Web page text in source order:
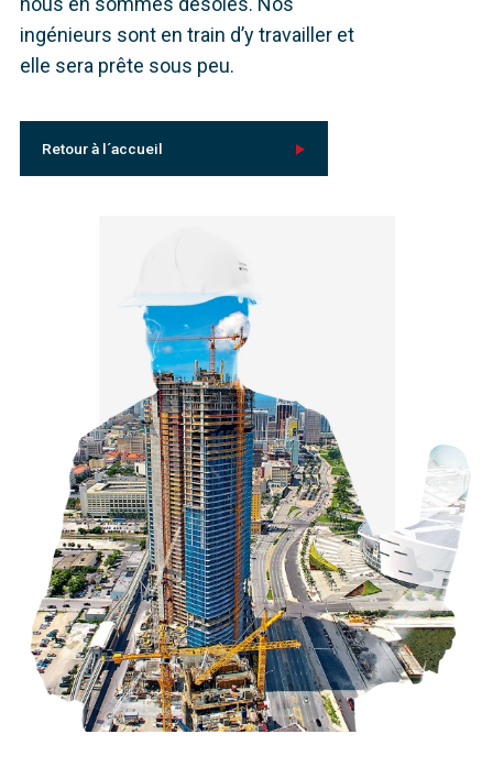
ingénieurs sont en train d’y travailler et
elle sera prête sous peu.
Retour à l´accueil